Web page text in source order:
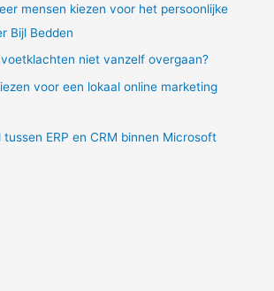
mensen kiezen voor het persoonlijke
Bijl Bedden
niet vanzelf overgaan?
voor een lokaal online marketing
ERP en CRM binnen Microsoft